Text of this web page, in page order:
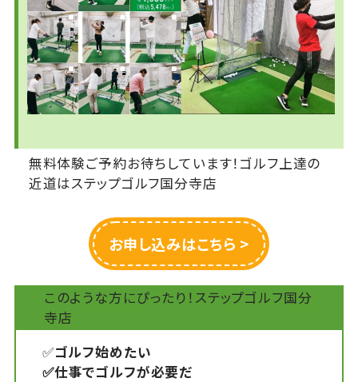
無料体験ご予約お待ちしています！ゴルフ上達の
近道はステップゴルフ国分寺店
お申し込みはこちら >
このような方にぴったり！ステップゴルフ国分
寺店
✅ゴルフ始めたい
✅仕事でゴルフが必要だ